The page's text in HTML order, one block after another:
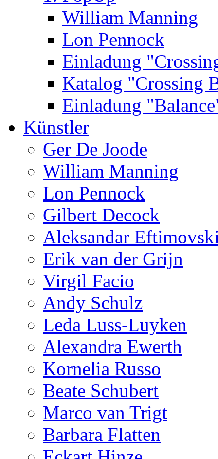
William Manning
Lon Pennock
Einladung
Katalog "Crossing
Einladung
Künstler
Ger De Joode
William Manning
Lon Pennock
Gilbert Decock
Aleksandar
Erik van der Grijn
Virgil Facio
Andy Schulz
Leda Luss-Luyken
Alexandra Ewerth
Kornelia Russo
Beate Schubert
Marco van Trigt
Barbara Flatten